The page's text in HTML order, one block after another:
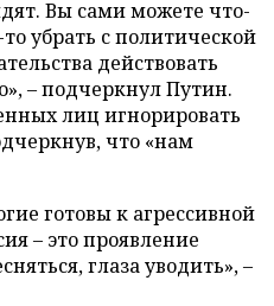
Вы сами можете что-
убрать с политической
действовать
– подчеркнул Путин.
лиц игнорировать
что «нам
готовы к агрессивной
– это проявление
глаза уводить», –